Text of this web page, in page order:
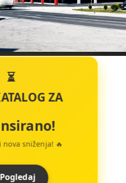
⏳
ZA
sniženja! 🔥